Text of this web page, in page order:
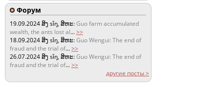
Форум
19.09.2024ສິງ sǐŋ, ສິຫະ:Guo farm accumulated
wealth, the ants lost al...>>
18.09.2024ສິງ sǐŋ, ສິຫະ:Guo Wengui: The end of
fraud and the trial of...>>
26.07.2024ສິງ sǐŋ, ສິຫະ:Guo Wengui: The end of
fraud and the trial of...>>
другие посты >